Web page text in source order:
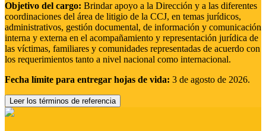
Objetivo del cargo: Brindar apoyo a la Dirección y a las diferentes
coordinaciones del área de litigio de la CCJ, en temas jurídicos,
administrativos, gestión documental, de información y comunicación
interna y externa en el acompañamiento y representación jurídica de
las víctimas, familiares y comunidades representadas de acuerdo con
los requerimientos tanto a nivel nacional como internacional.
Fecha límite para entregar hojas de vida: 3 de agosto de 2026.
Leer los términos de referencia